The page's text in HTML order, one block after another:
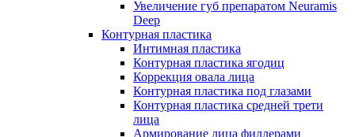
Увеличение губ препаратом Neuramis
Deep
Контурная пластика
Интимная пластика
Контурная пластика ягодиц
Коррекция овала лица
Контурная пластика под глазами
Контурная пластика средней трети
лица
Армирование лица филлерами